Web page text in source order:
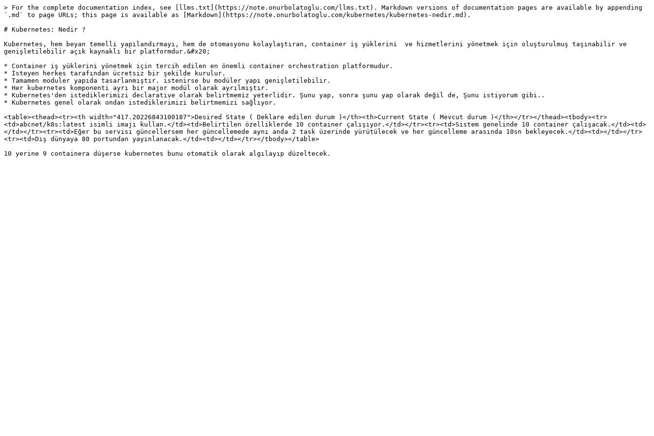
> For the complete documentation index, see [llms.txt](https://note.onurbolatoglu.com/llms.txt). Markdown versions of documentation pages are available by appending
`.md` to page URLs; this page is available as [Markdown](https://note.onurbolatoglu.com/kubernetes/kubernetes-nedir.md).
# Kubernetes: Nedir ?
Kubernetes, hem beyan temelli yapılandırmayı, hem de otomasyonu kolaylaştıran, container iş yüklerini  ve hizmetlerini yönetmek için oluşturulmuş taşınabilir ve
genişletilebilir açık kaynaklı bir platformdur.&#x20;
* Container iş yüklerini yönetmek için tercih edilen en önemli container orchestration platformudur.
* İsteyen herkes tarafından ücretsiz bir şekilde kurulur.
* Tamamen moduler yapıda tasarlanmıştır. istenirse bu modüler yapı genişletilebilir.
* Her kubernetes komponenti ayrı bir major modül olarak ayrılmıştır.
* Kubernetes'den istediklerimizi declarative olarak belirtmemiz yeterlidir. Şunu yap, sonra şunu yap olarak değil de, Şunu istiyorum gibi..
* Kubernetes genel olarak ondan istediklerimizi belirtmemizi sağlıyor.
<table><thead><tr><th width="417.20226843100187">Desired State ( Deklare edilen durum )</th><th>Current State ( Mevcut durum )</th></tr></thead><tbody><tr>
<td>abcnet/k8s:latest isimli imajı kullan.</td><td>Belirtilen özelliklerde 10 container çalışıyor.</td></tr><tr><td>Sistem genelinde 10 container çalışacak.</td><td>
</td></tr><tr><td>Eğer bu servisi güncellersem her güncellemede aynı anda 2 task üzerinde yürütülecek ve her güncelleme arasında 10sn bekleyecek.</td><td></td></tr>
<tr><td>Dış dünyaya 80 portundan yayınlanacak.</td><td></td></tr></tbody></table>